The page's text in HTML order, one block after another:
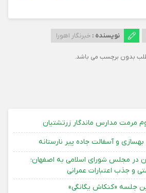
نویسنده : خبرنگار اهورا
بدون برچسب می باشد.
مرمت مدارس ماندگار زرتشتیان
و آسفالت جاده پیر نارستانه
در مجلس شورای اسلامی به اصفهان؛
و جذب اعتبارات عمرانی
جلسه «کنکاش یگانگی»